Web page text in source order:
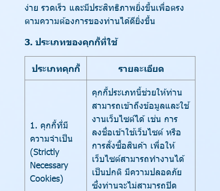
ง่าย รวดเร็ว และมีประสิทธิภาพยิ่งขึ้นเพื่อตรง
ตามความต้องการของท่านได้ดียิ่งขึ้น
3. ประเภทของคุกกี้ที่ใช้
ประเภทคุกกี้ รายละเอียด
1. คุกกี้ที่มี
ความจำเป็น
(Strictly
Necessary
Cookies)
คุกกี้ประเภทนี้ช่วยให้ท่าน
สามารถเข้าถึงข้อมูลและใช้
งานเว็บไซต์ได้ เช่น การ
ลงชื่อเข้าใช้เว็บไซต์ หรือ
การสั่งซื้อสินค้า เพื่อให้
เว็บไซต์สามารถทำงานได้
เป็นปกติ มีความปลอดภัย
ซึ่งท่านจะไม่สามารถปิด